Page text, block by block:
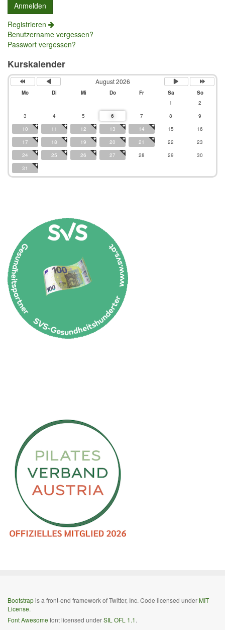
Registrieren
Benutzername vergessen?
Passwort vergessen?
Kurskalender
August 2026
Mo Di Mi Do Fr Sa
So
1
2
3
4 5 6 7 8
9
10
11 12 13 14 15
16
17
18 19 20 21 22
23
24
25 26 27 28 29
30
31
Bootstrapis a front-end framework of Twitter, Inc. Code licensed underMIT
License.
Font Awesome font licensed underSIL OFL 1.1.